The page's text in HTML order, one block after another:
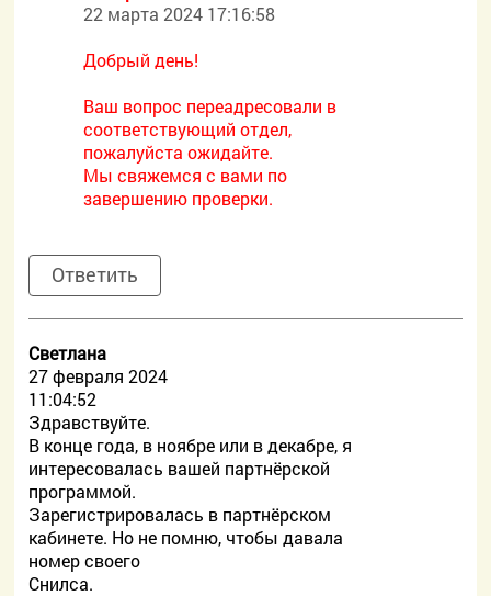
22 марта 2024 17:16:58
Добрый день!
Ваш вопрос переадресовали в
соответствующий отдел,
пожалуйста ожидайте.
Мы свяжемся с вами по
завершению проверки.
Ответить
Светлана
27 февраля 2024
11:04:52
Здравствуйте.
В конце года, в ноябре или в декабре, я
интересовалась вашей партнёрской
программой.
Зарегистрировалась в партнёрском
кабинете. Но не помню, чтобы давала
номер своего
Снилса.